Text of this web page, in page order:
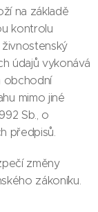
na základě
kontrolu
údajů vykonává
obchodní
mimo jiné
Sb., o
předpisů.
změny
zákoníku.